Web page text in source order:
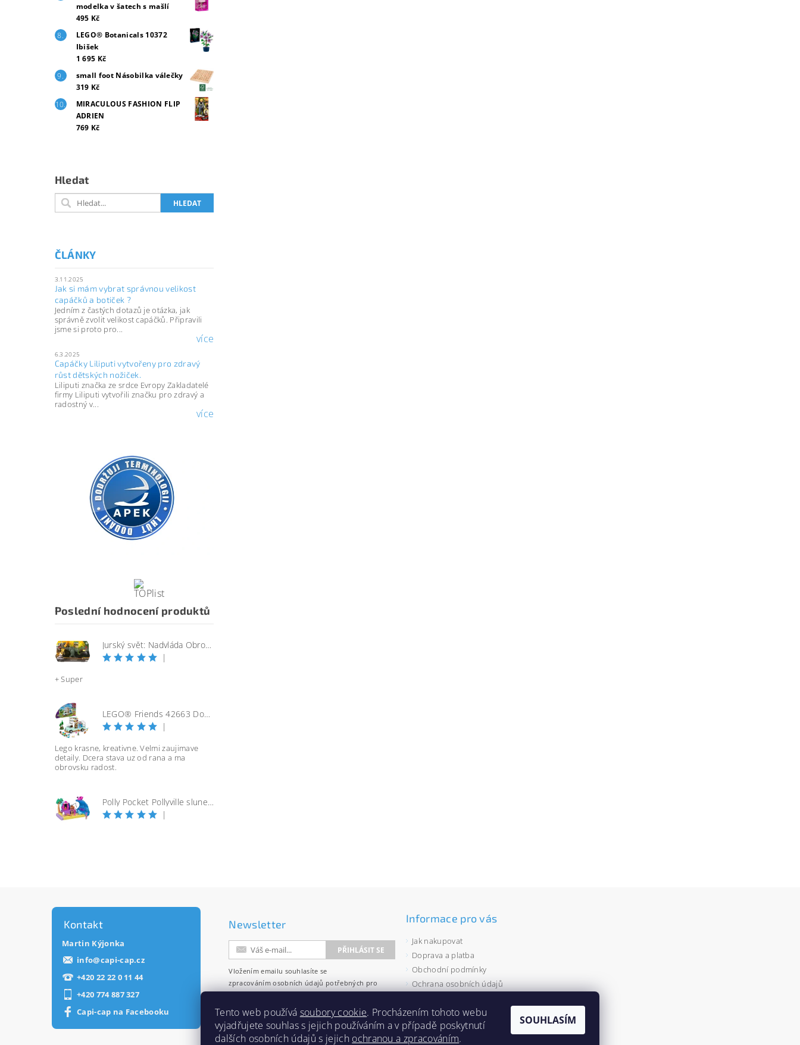
modelka v šatech s mašlí
495 Kč
LEGO® Botanicals 10372
Ibišek
1 695 Kč
small foot Násobilka válečky
319 Kč
MIRACULOUS FASHION FLIP
ADRIEN
769 Kč
Hledat
ČLÁNKY
3.11.2025
Jak si mám vybrat správnou velikost
capáčků a botiček ?
Jedním z častých dotazů je otázka, jak
správně zvolit velikost capáčků. Připravili
jsme si proto pro...
více
6.3.2025
Capáčky Liliputi vytvořeny pro zdravý
růst dětských nožiček.
Liliputi značka ze srdce Evropy Zakladatelé
firmy Liliputi vytvořili značku pro zdravý a
radostný v...
více
Poslední hodnocení produktů
Jurský svět: Nadvláda Obrovský útočící SINOTYRANNUS
|
+ Super
LEGO® Friends 42663 Dobrodružství s karavanem přátelství
|
Lego krasne, kreativne. Velmi zaujimave
detaily. Dcera stava uz od rana a ma
obrovsku radost.
Polly Pocket Pollyville slunečná pláž
|
Kontakt
Martin Kýjonka
info@capi-cap.cz
+420 22 22 0 11 44
+420 774 887 327
Capi-cap na Facebooku
Newsletter
Vložením emailu souhlasíte se
zpracováním osobních údajů potřebných pro
Informace pro vás
Jak nakupovat
Doprava a platba
Obchodní podmínky
Ochrana osobních údajů
Zásady používání souborů cookies
Tento web používá soubory cookie. Procházením tohoto webu
vyjadřujete souhlas s jejich používáním a v případě poskytnutí
dalších osobních údajů s jejich ochranou a zpracováním.
SOUHLASÍM